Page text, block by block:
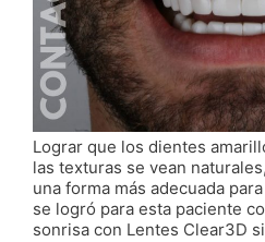
Lograr que los dientes
las texturas se vean
una forma más adecuada
se logró para esta paciente
sonrisa con Lentes Clear3D